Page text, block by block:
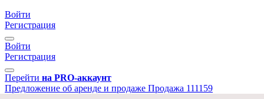
Войти
Регистрация
Войти
Регистрация
Перейти на PRO-аккаунт
Предложение об аренде и продаже Продажа 111159